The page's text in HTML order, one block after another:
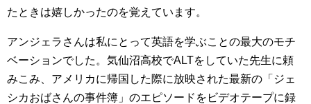
たときは嬉しかったのを覚えています。
アンジェラさんは私にとって英語を学ぶことの最大のモチ
ベーションでした。気仙沼高校でALTをしていた先生に頼
みこみ、アメリカに帰国した際に放映された最新の「ジェ
シカおばさんの事件簿」のエピソードをビデオテープに録